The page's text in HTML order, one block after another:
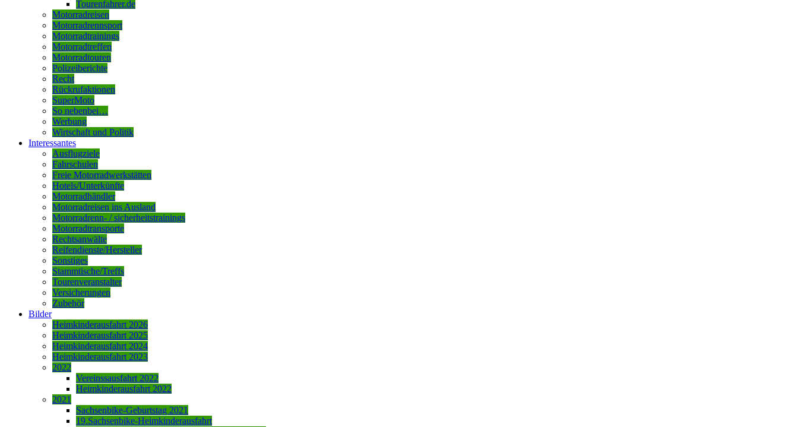
Tourenfahrer.de
Motorradreisen
Motorradrennsport
Motorradtrainings
Motorradtreffen
Motorradtouren
Polizeiberichte
Recht
Rückrufaktionen
SuperMoto
So nebenbei…
Werbung
Wirtschaft und Politik
Interessantes
Ausflugziele
Fahrschulen
Freie Motorradwerkstätten
Hotels/Unterkünfte
Motorradhändler
Motorradreisen ins Ausland
Motorradrenn- / sicherheitstrainings
Motorradtransporte
Rechtsanwälte
Reifendienste/Hersteller
Sonstiges
Stammtische/Treffs
Tourenveranstalter
Versicherungen
Zubehör
Bilder
Heimkinderausfahrt 2026
Heimkinderausfahrt 2025
Heimkinderausfahrt 2024
Heimkinderausfahrt 2023
2022
Vereinssausfahrt 2022
Heimkinderausfahrt 2022
2021
Sachsenbike-Geburtstag 2021
19.Sachsenbike-Heimkinderausfahrt